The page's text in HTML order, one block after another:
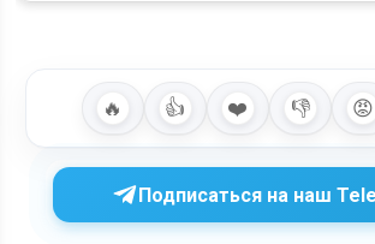
🔥 👍 ❤️ 👎 😡
Подписаться на наш